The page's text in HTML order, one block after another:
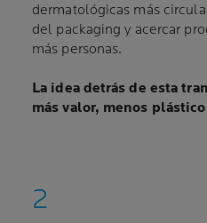
dermatológicas más
del packaging y acercar
más personas.
La idea detrás de esta
más valor, menos